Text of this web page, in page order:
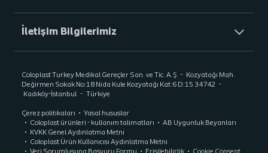
İletişim Bilgilerimiz
Coloplast Turkey Medikal Gereçler San. ve Tic. A.Ş
Kozyatağı Mah.
Değirmen Sokak No:18 Nida Kule Kozyatağı Kat:6 D:15 34742
Kadıköy-İstanbul
Türkiye
Çerez politikaları
Yasal hususlar
Coloplast ürünleri - kullanım talimatları
AB Uygunluk Beyanları
KVKK Genel Aydınlatma Metni
Coloplast Ürün Kullanıcısı Aydınlatma Metni